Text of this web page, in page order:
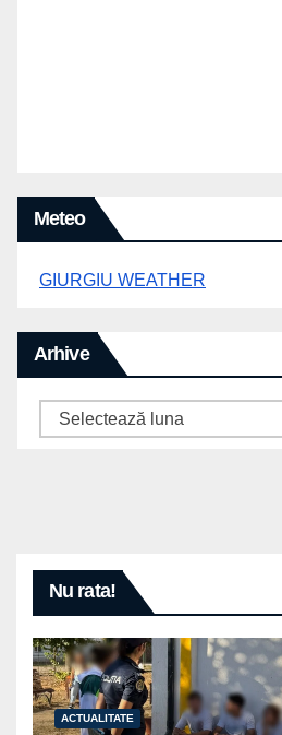
Meteo
GIURGIU WEATHER
Arhive
Arhive
Nu rata!
ACTUALITATE